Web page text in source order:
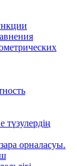
орналасуы.